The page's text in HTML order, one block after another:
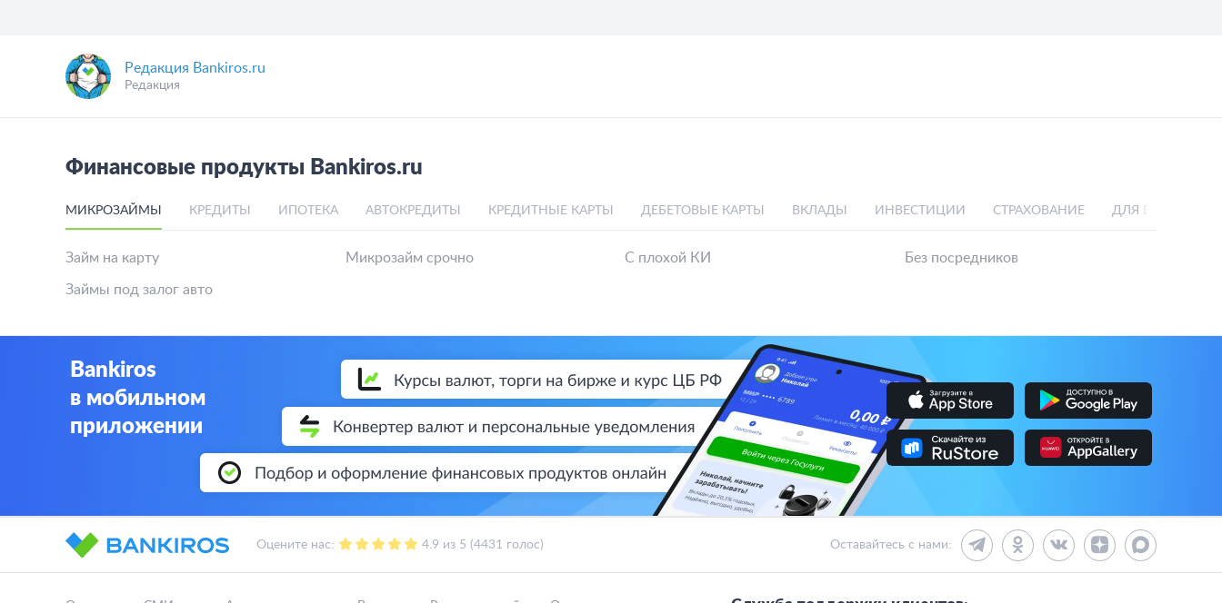
Редакция Bankiros.ru
Редакция
Финансовые продукты Bankiros.ru
МИКРОЗАЙМЫ КРЕДИТЫ ИПОТЕКА АВТОКРЕДИТЫ КРЕДИТНЫЕ КАРТЫ ДЕБЕТОВЫЕ КАРТЫ ВКЛАДЫ ИНВЕСТИЦИИ СТРАХОВАНИЕ ДЛЯ БИЗНЕСА
Займ на карту
Займы под залог авто
Микрозайм срочно С плохой КИ Без посредников
Bankiros
в мобильном
приложении
Оцените нас: 4.9 из 5 (4431 голос) Оставайтесь с нами: